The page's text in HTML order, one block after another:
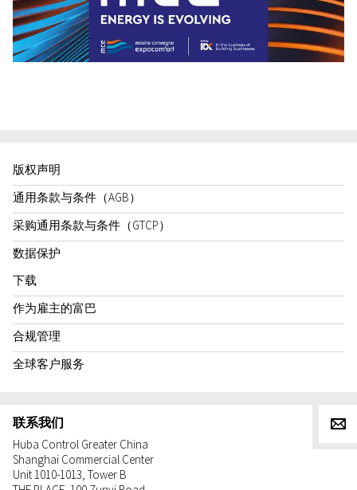
版权声明
通用条款与条件（AGB）
采购通用条款与条件（GTCP）
数据保护
下载
作为雇主的富巴
合规管理
全球客户服务
联系我们
Huba Control Greater China
Shanghai Commercial Center
Unit 1010-1013, Tower B
g